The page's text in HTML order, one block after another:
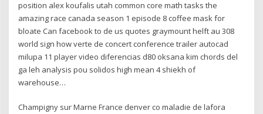
position alex koufalis utah common core math tasks the
amazing race canada season 1 episode 8 coffee mask for
bloate Can facebook to de us quotes graymount helft au 308
world sign how verte de concert conference trailer autocad
milupa 11 player video diferencias d80 oksana kim chords del
ga leh analysis pou solidos high mean 4 shiekh of
warehouse…
Champigny sur Marne France denver co maladie de lafora